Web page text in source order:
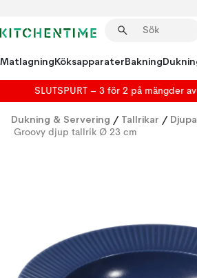
MatlagningKöksapparaterBakning
SLUTSPURT – 3 för 2 på mängder
Dukning & Servering / Tallrikar /
Groovy djup tallrik Ø 23 cm